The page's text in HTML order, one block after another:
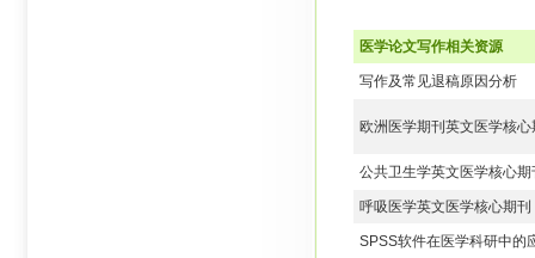
医学论文写作相关资源
写作及常见退稿原因分析
欧洲医学期刊英文医学核
公共卫生学英文医学核心
呼吸医学英文医学核心期
SPSS软件在医学科研中的